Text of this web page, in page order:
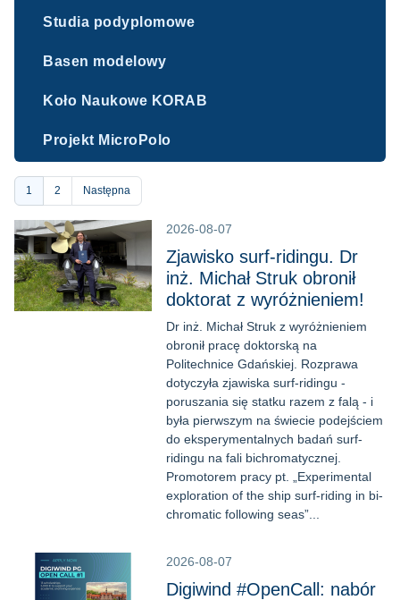
Studia podyplomowe
Basen modelowy
Koło Naukowe KORAB
Projekt MicroPolo
Stronicowanie
Bieżąca
strona
1 Strona
2 Następna
2026-08-07
Zjawisko surf-ridingu. Dr
inż. Michał Struk obronił
doktorat z wyróżnieniem!
Dr inż. Michał Struk z wyróżnieniem
obronił pracę doktorską na
Politechnice Gdańskiej. Rozprawa
dotyczyła zjawiska surf-ridingu -
poruszania się statku razem z falą - i
była pierwszym na świecie podejściem
do eksperymentalnych badań surf-
ridingu na fali bichromatycznej.
Promotorem pracy pt. „Experimental
exploration of the ship surf-riding in bi-
chromatic following seas”...
2026-08-07
Digiwind #OpenCall: nabór